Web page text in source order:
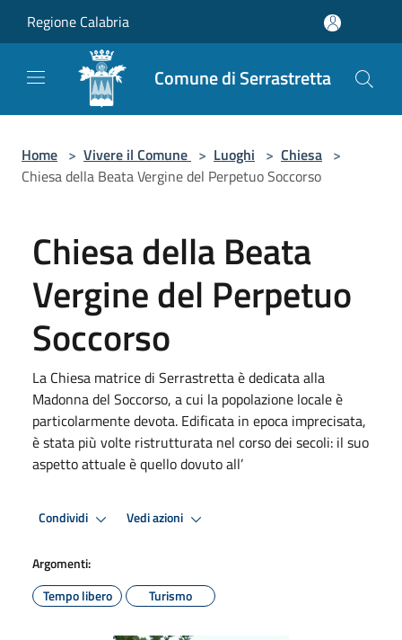
Regione Calabria
Comune di Serrastretta
Home > Vivere il Comune > Luoghi > Chiesa >
Chiesa della Beata Vergine del Perpetuo Soccorso
Chiesa della Beata
Vergine del Perpetuo
Soccorso
La Chiesa matrice di Serrastretta è dedicata alla
Madonna del Soccorso, a cui la popolazione locale è
particolarmente devota. Edificata in epoca imprecisata,
è stata più volte ristrutturata nel corso dei secoli: il suo
aspetto attuale è quello dovuto all’
Condividi Vedi azioni
Argomenti:
Tempo libero
Turismo